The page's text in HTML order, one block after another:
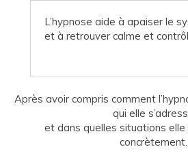
L’hypnose aide à apaiser le
et à retrouver calme et
Après avoir compris comment
qui elle
et dans quelles situations
concrètement.